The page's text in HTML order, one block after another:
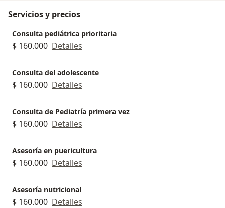
Servicios y precios
Consulta pediátrica prioritaria
$ 160.000 Detalles
Consulta del adolescente
$ 160.000 Detalles
Consulta de Pediatría primera vez
$ 160.000 Detalles
Asesoría en puericultura
$ 160.000 Detalles
Asesoría nutricional
$ 160.000 Detalles